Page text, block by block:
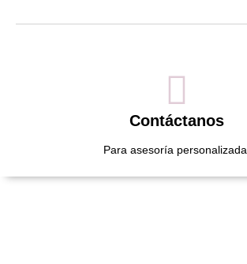
Contáctanos
Para asesoría personalizada.